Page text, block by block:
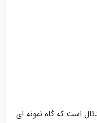
است که گاه نمونه ای